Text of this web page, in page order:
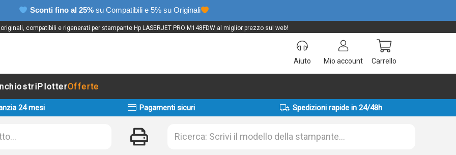
Sconti fino al 25% su Compatibili e 5% su Originali
compatibili e rigenerati per stampante Hp LASERJET PRO M148FDW al miglior prezzo sul web!
Aiuto Mio account Carrello
PlotterOfferte
24 mesi Pagamenti sicuri Spedizioni rapide in 24/48h